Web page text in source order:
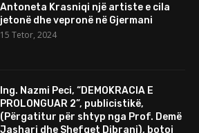
Antoneta Krasniqi një artiste e cila
jetonë dhe vepronë në Gjermani
15 Tetor, 2024
Ing. Nazmi Peci, “DEMOKRACIA E
PROLONGUAR 2”, publicistikë,
(Përgatitur për shtyp nga Prof. Demë
Jashari dhe Shefqet Dibrani), botoi